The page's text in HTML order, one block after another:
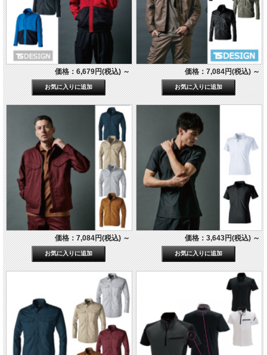
価格：6,679円(税込)～ 価格：7,084円(税込)～
価格：7,084円(税込)～ 価格：3,643円(税込)～